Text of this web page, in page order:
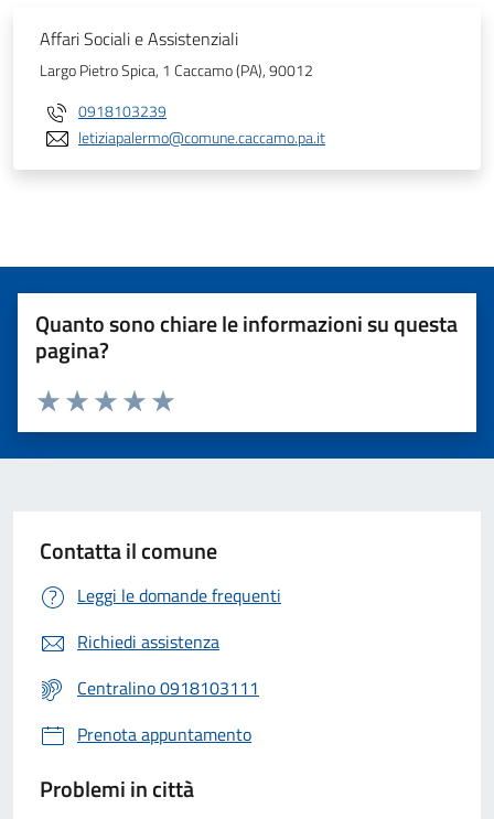
Affari Sociali e Assistenziali
Largo Pietro Spica, 1 Caccamo (PA), 90012
0918103239
letiziapalermo@comune.caccamo.pa.it
Quanto sono chiare le informazioni su questa
pagina?
Valuta 5 stelle su 5
Valuta 4 stelle su 5
Valuta 3 stelle su 5
Valuta 2 stelle su 5
Valuta 1 stelle su 5
Contatta il comune
Leggi le domande frequenti
Richiedi assistenza
Centralino 0918103111
Prenota appuntamento
Problemi in città